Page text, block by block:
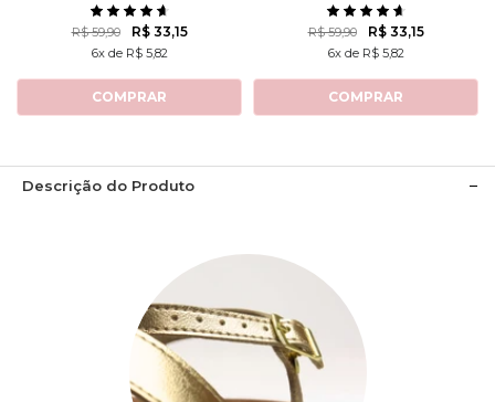
R$ 59,90 R$ 33,15
6x de R$ 5,82
COMPRAR
ROTATIVAS
R$ 59,90 R$ 33,15
6x de R$ 5,82
COMPRAR
Descrição do Produto